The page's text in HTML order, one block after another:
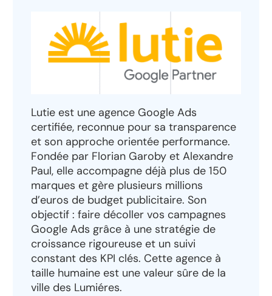
Lutie est une agence Google Ads
certifiée, reconnue pour sa transparence
et son approche orientée performance.
Fondée par Florian Garoby et Alexandre
Paul, elle accompagne déjà plus de 150
marques et gère plusieurs millions
d’euros de budget publicitaire. Son
objectif : faire décoller vos campagnes
Google Ads grâce à une stratégie de
croissance rigoureuse et un suivi
constant des KPI clés. Cette agence à
taille humaine est une valeur sûre de la
ville des Lumiéres.